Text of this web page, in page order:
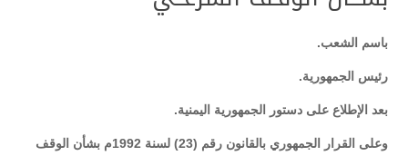
باسم الشعب.
رئيس الجمهورية.
بعد الإطلاع على دستور الجمهورية اليمنية.
وعلى القرار الجمهوري بالقانون رقم (23) لسنة 1992م بشأن الوقف